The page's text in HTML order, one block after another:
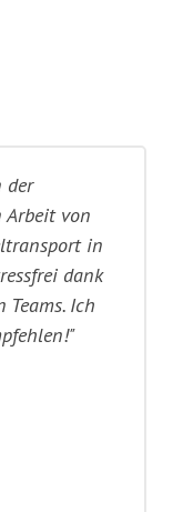
der
Arbeit von
in
dank
Ich